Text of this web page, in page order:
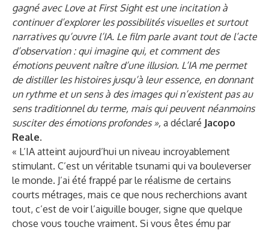
gagné avec Love at First Sight est une incitation à
continuer d’explorer les possibilités visuelles et surtout
narratives qu’ouvre l’IA. Le film parle avant tout de l’acte
d’observation : qui imagine qui, et comment des
émotions peuvent naître d’une illusion. L’IA me permet
de distiller les histoires jusqu’à leur essence, en donnant
un rythme et un sens à des images qui n’existent pas au
sens traditionnel du terme, mais qui peuvent néanmoins
susciter des émotions profondes », a déclaré Jacopo
Reale.
« L’IA atteint aujourd’hui un niveau incroyablement
stimulant. C’est un véritable tsunami qui va bouleverser
le monde. J’ai été frappé par le réalisme de certains
courts métrages, mais ce que nous recherchions avant
tout, c’est de voir l’aiguille bouger, signe que quelque
chose vous touche vraiment. Si vous êtes ému par